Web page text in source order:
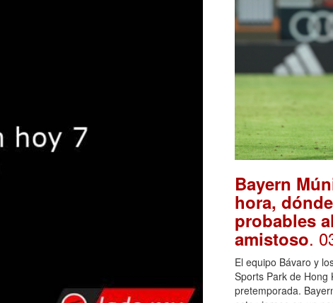
Bayern
hora,
probables
amistoso.
El equipo Bávaro y
Sports Park de Hong
pretemporada.